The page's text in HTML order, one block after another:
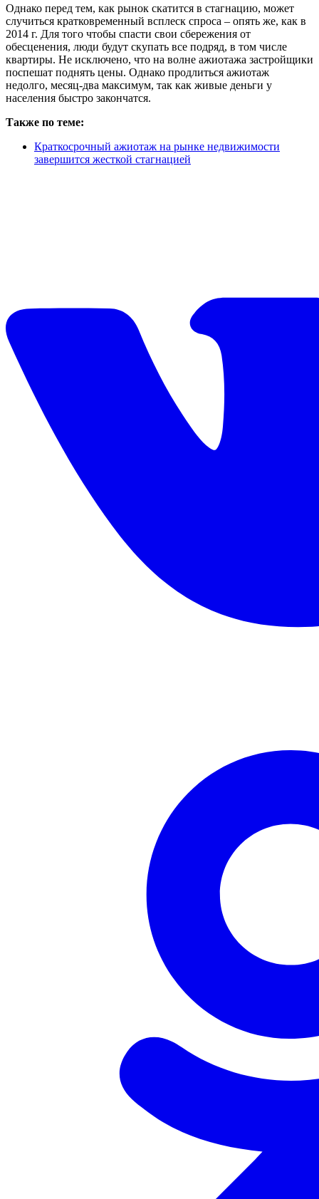
Однако перед тем, как рынок скатится в стагнацию, может
случиться кратковременный всплеск спроса – опять же, как в
2014 г. Для того чтобы спасти свои сбережения от
обесценения, люди будут скупать все подряд, в том числе
квартиры. Не исключено, что на волне ажиотажа застройщики
поспешат поднять цены. Однако продлиться ажиотаж
недолго, месяц-два максимум, так как живые деньги у
населения быстро закончатся.
Также по теме:
Краткосрочный ажиотаж на рынке недвижимости
завершится жесткой стагнацией